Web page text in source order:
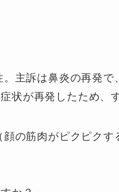
主訴は鼻炎の再発
状が再発したため、
の筋肉がピクピクす